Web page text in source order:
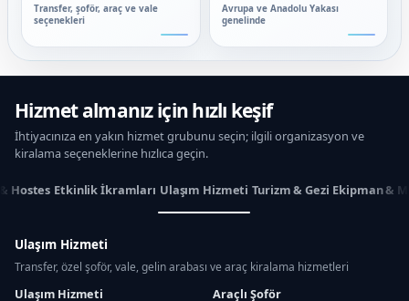
Transfer, şoför, araç ve vale
seçenekleri
Avrupa ve Anadolu Yakası
genelinde
Hizmet almanız için hızlı keşif
İhtiyacınıza en yakın hizmet grubunu seçin; ilgili organizasyon ve
kiralama seçeneklerine hızlıca geçin.
Hostes Etkinlik İkramları Ulaşım Hizmeti Turizm & Gezi Ekipman &
Ulaşım Hizmeti
Transfer, özel şoför, vale, gelin arabası ve araç kiralama hizmetleri
Ulaşım Hizmeti Araçlı Şoför